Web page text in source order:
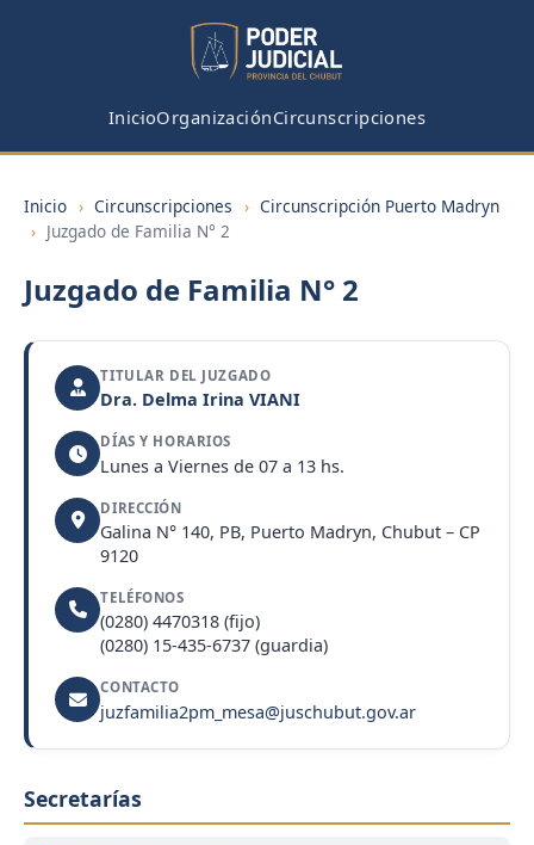
InicioOrganizaciónCircunscripciones
Inicio › Circunscripciones › Circunscripción Puerto Madryn
› Juzgado de Familia N° 2
Juzgado de Familia N° 2
TITULAR DEL JUZGADO
Dra. Delma Irina VIANI
DÍAS Y HORARIOS
Lunes a Viernes de 07 a 13 hs.
DIRECCIÓN
Galina N° 140, PB, Puerto Madryn, Chubut – CP
9120
TELÉFONOS
(0280) 4470318 (fijo)
(0280) 15-435-6737 (guardia)
CONTACTO
juzfamilia2pm_mesa@juschubut.gov.ar
Secretarías